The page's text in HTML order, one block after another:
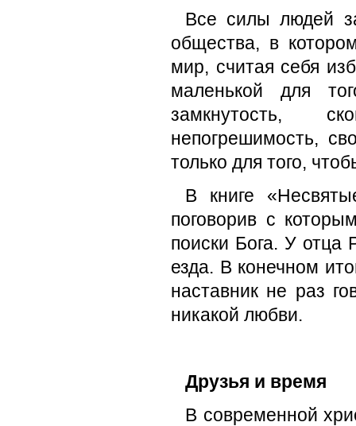
Все силы людей
общества, в
мир, считая себя
маленькой для
замкнутость,
непогрешимость,
только для того,
В книге
поговорив с
поиски Бога. У отца
езда. В конечном
наставник не раз
никакой любви.
Друзья и время
В современной